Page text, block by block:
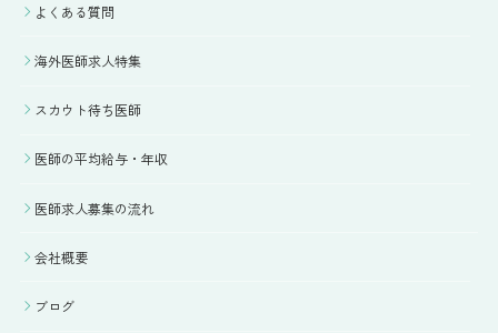
よくある質問
海外医師求人特集
スカウト待ち医師
医師の平均給与・年収
医師求人募集の流れ
会社概要
ブログ